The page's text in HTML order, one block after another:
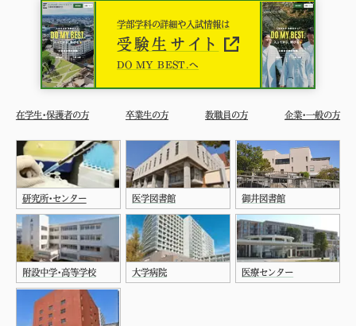
学部学科の詳細や入試情報は
受験生サイト
DO MY BEST.へ
在学生・保護者の方 卒業生の方 教職員の方 企業・一般の方
研究所・センター 医学図書館 御井図書館
附設中学・高等学校 大学病院 医療センター